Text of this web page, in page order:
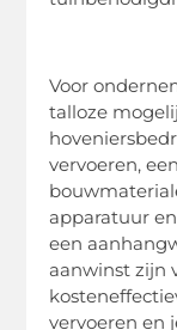
Voor
talloze
vervoeren,
apparatuur
een
aanwinst zijn
vervoeren en